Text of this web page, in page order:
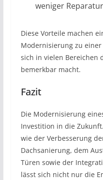
weniger
Diese Vorteile machen
Modernisierung zu
sich in vielen Bereichen
bemerkbar macht.
Fazit
Die Modernisierung
Investition in die
wie der Verbesserung
Dachsanierung, dem
Türen sowie der
lässt sich nicht nur die